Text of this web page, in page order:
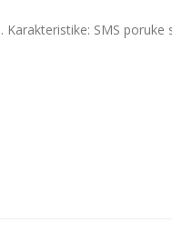
SMS poruke